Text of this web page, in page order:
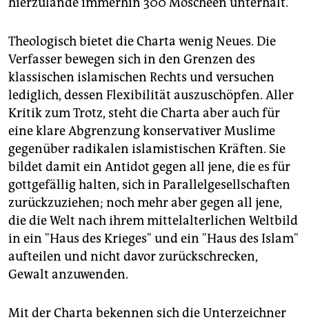
Theologisch bietet die Charta wenig Neues. Die
Verfasser bewegen sich in den Grenzen des
klassischen islamischen Rechts und versuchen
lediglich, dessen Flexibilität auszuschöpfen. Aller
Kritik zum Trotz, steht die Charta aber auch für
eine klare Abgrenzung konservativer Muslime
gegenüber radikalen islamistischen Kräften. Sie
bildet damit ein Antidot gegen all jene, die es für
gottgefällig halten, sich in Parallelgesellschaften
zurückzuziehen; noch mehr aber gegen all jene,
die die Welt nach ihrem mittelalterlichen Weltbild
in ein "Haus des Krieges" und ein "Haus des Islam"
aufteilen und nicht davor zurückschrecken,
Gewalt anzuwenden.
Mit der Charta bekennen sich die Unterzeichner